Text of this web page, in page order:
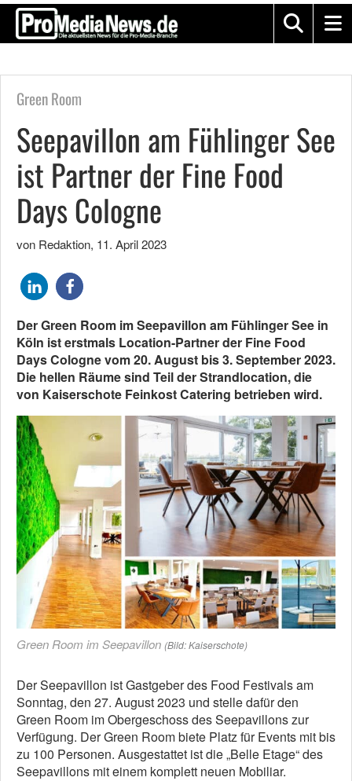
Green Room
Seepavillon am Fühlinger See
ist Partner der Fine Food
Days Cologne
von Redaktion, 11. April 2023
Der Green Room im Seepavillon am Fühlinger See in
Köln ist erstmals Location-Partner der Fine Food
Days Cologne vom 20. August bis 3. September 2023.
Die hellen Räume sind Teil der Strandlocation, die
von Kaiserschote Feinkost Catering betrieben wird.
Green Room im Seepavillon (Bild: Kaiserschote)
Der Seepavillon ist Gastgeber des Food Festivals am
Sonntag, den 27. August 2023 und stelle dafür den
Green Room im Obergeschoss des Seepavillons zur
Verfügung. Der Green Room biete Platz für Events mit bis
zu 100 Personen. Ausgestattet ist die „Belle Etage“ des
Seepavillons mit einem komplett neuen Mobiliar.